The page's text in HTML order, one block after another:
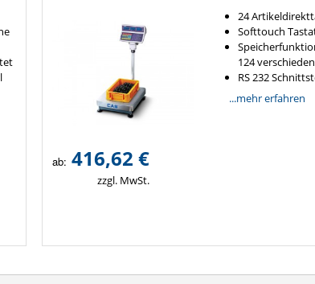
24
Softtouch
124
RS 232
...mehr erfahren
ab: 416,62 €
zzgl. MwSt.